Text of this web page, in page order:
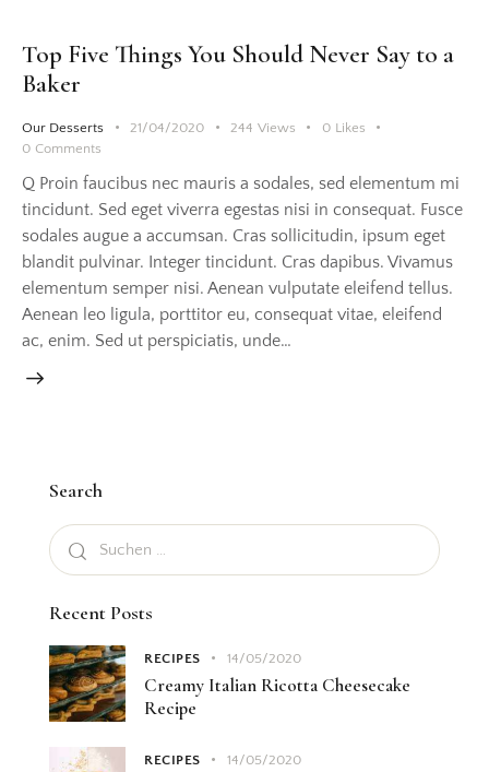
Top Five Things You Should Never Say to a
Baker
Our Desserts 21/04/2020 244 Views 0 Likes
0 Comments
Q Proin faucibus nec mauris a sodales, sed elementum mi
tincidunt. Sed eget viverra egestas nisi in consequat. Fusce
sodales augue a accumsan. Cras sollicitudin, ipsum eget
blandit pulvinar. Integer tincidunt. Cras dapibus. Vivamus
elementum semper nisi. Aenean vulputate eleifend tellus.
Aenean leo ligula, porttitor eu, consequat vitae, eleifend
ac, enim. Sed ut perspiciatis, unde…
Search
Recent Posts
RECIPES 14/05/2020
Creamy Italian Ricotta Cheesecake
Recipe
RECIPES 14/05/2020